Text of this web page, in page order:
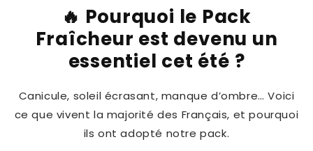
🔥 Pourquoi le Pack
Fraîcheur est devenu un
essentiel cet été ?
Canicule, soleil écrasant, manque d’ombre… Voici
ce que vivent la majorité des Français, et pourquoi
ils ont adopté notre pack.